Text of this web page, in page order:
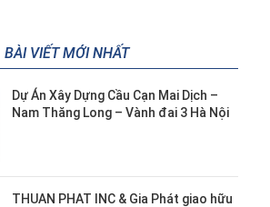
BÀI VIẾT MỚI NHẤT
Dự Án Xây Dựng Cầu Cạn Mai Dịch –
Nam Thăng Long – Vành đai 3 Hà Nội
THUAN PHAT INC & Gia Phát giao hữu